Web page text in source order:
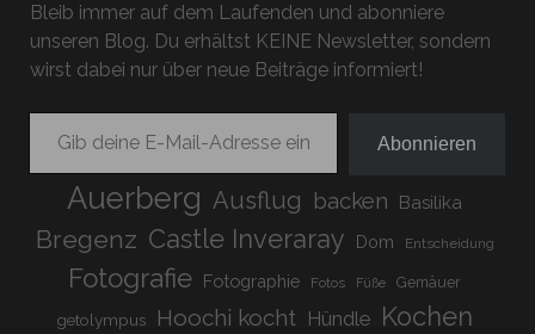
Bleib immer auf dem Laufenden und abonniere
unseren Blog. Du erhältst KEINE Newsletter, sondern
wirst dabei nur über neue Beiträge informiert!
Gib deine E-Mail-Adresse ein ...
Abonnieren
Auerberg Ausflug backen Basilika
Bregenz Castle Inveraray Dom Entscheidung
Fotografie Fotographie Fotos Füße Gemäuer
getolympus Hoochi kocht Hündle Kochen